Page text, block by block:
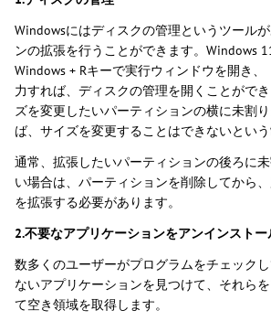
Windowsにはディスクの管理というツール
ンの拡張を行うことができます。Windows
Windows + Rキーで実行ウィンドウを開き、
力すれば、ディスクの管理を開くことがで
ズを変更したいパーティションの横に未割
ば、サイズを変更することはできないという
通常、拡張したいパーティションの後ろに
い場合は、パーティションを削除してから
を拡張する必要があります。
2.不要なアプリケーションをアンインストー
数多くのユーザーがプログラムをチェック
ないアプリケーションを見つけて、それら
て空き領域を取得します。